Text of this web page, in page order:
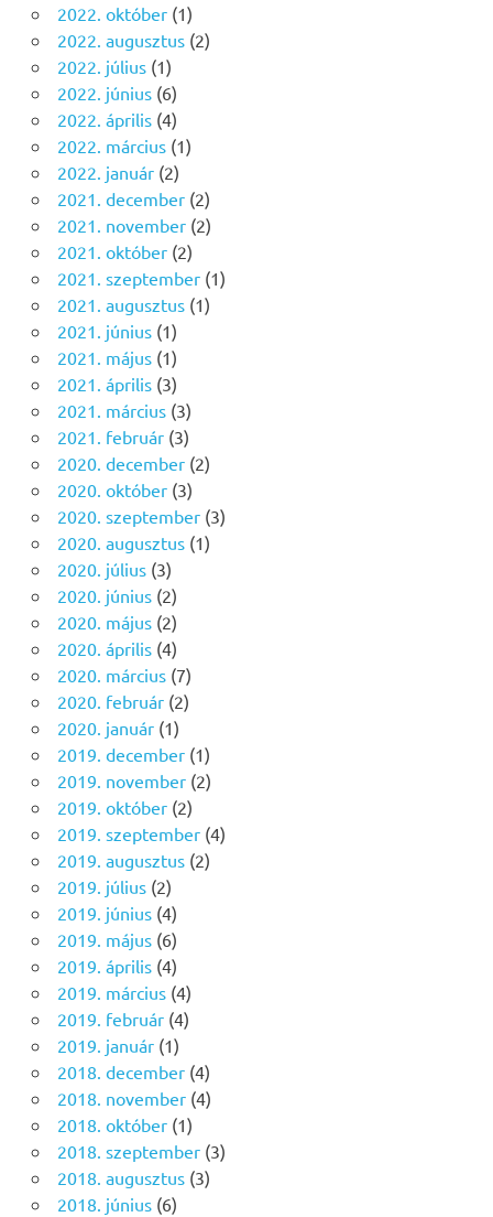
2022. október(1)
2022. augusztus(2)
2022. július(1)
2022. június(6)
2022. április(4)
2022. március(1)
2022. január(2)
2021. december(2)
2021. november(2)
2021. október(2)
2021. szeptember(1)
2021. augusztus(1)
2021. június(1)
2021. május(1)
2021. április(3)
2021. március(3)
2021. február(3)
2020. december(2)
2020. október(3)
2020. szeptember(3)
2020. augusztus(1)
2020. július(3)
2020. június(2)
2020. május(2)
2020. április(4)
2020. március(7)
2020. február(2)
2020. január(1)
2019. december(1)
2019. november(2)
2019. október(2)
2019. szeptember(4)
2019. augusztus(2)
2019. július(2)
2019. június(4)
2019. május(6)
2019. április(4)
2019. március(4)
2019. február(4)
2019. január(1)
2018. december(4)
2018. november(4)
2018. október(1)
2018. szeptember(3)
2018. augusztus(3)
2018. június(6)